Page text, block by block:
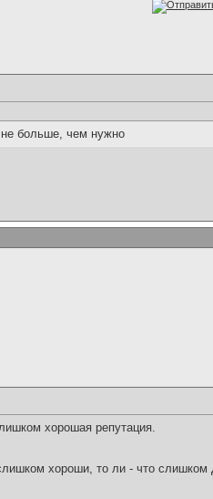
не больше, чем нужно
хорошая репутация.
хороши, то ли - что